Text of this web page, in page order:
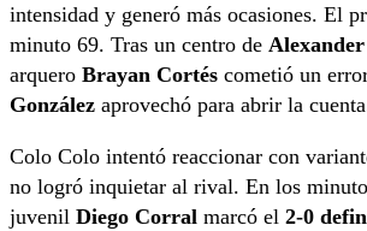
intensidad y generó más ocasiones. El
minuto 69. Tras un centro de
arquero Brayan Cortés cometió un
González aprovechó para abrir la
Colo Colo intentó reaccionar con
no logró inquietar al rival. En los
juvenil Diego Corral marcó el 2-0